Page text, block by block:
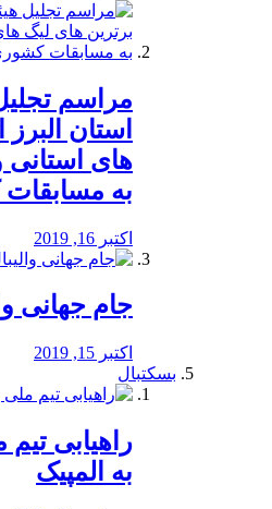
مراسم
استان
های استانی
به
اکتبر 16, 2019
جام جهانی
اکتبر 15, 2019
بسکتبال
راهیابی
به المپیک